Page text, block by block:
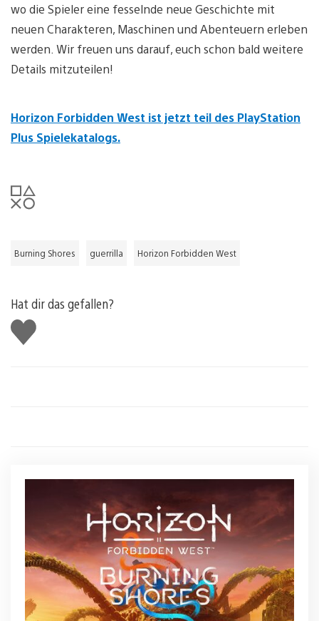
wo die Spieler eine fesselnde neue Geschichte mit
neuen Charakteren, Maschinen und Abenteuern erleben
werden. Wir freuen uns darauf, euch schon bald weitere
Details mitzuteilen!
Horizon Forbidden West ist jetzt teil des PlayStation
Plus Spielekatalogs.
Burning Shores guerrilla Horizon Forbidden West
Hat dir das gefallen?
Gefällt
mir